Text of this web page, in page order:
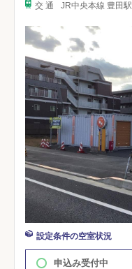
交 通 JR中央本線 豊田
設定条件の空室状況
申込み受付中